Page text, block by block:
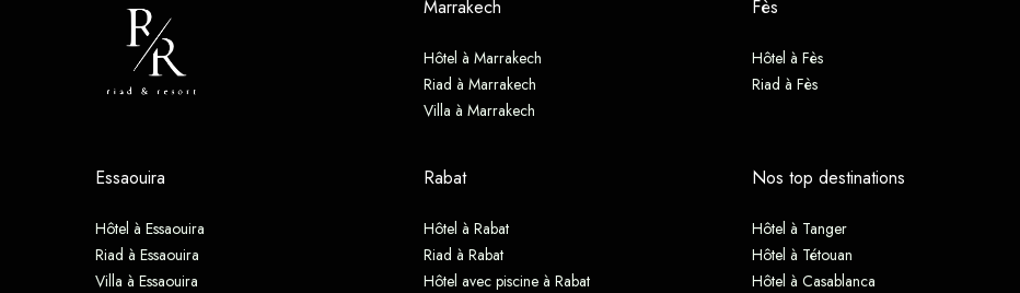
Marrakech
Hôtel à Marrakech
Riad à Marrakech
Villa à Marrakech
Fès
Hôtel à Fès
Riad à Fès
Essaouira
Hôtel à Essaouira
Riad à Essaouira
Villa à Essaouira
Rabat
Hôtel à Rabat
Riad à Rabat
Hôtel avec piscine à Rabat
Nos top destinations
Hôtel à Tanger
Hôtel à Tétouan
Hôtel à Casablanca